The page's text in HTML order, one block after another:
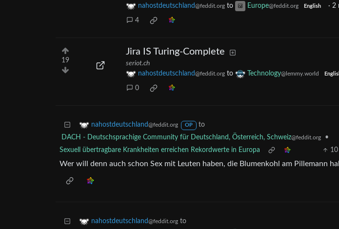
nahostdeutschland@feddit.org to Europe@feddit.org English · 2
4
19
Jira IS Turing-Complete
seriot.ch
nahostdeutschland@feddit.org to Technology@lemmy.world
0
nahostdeutschland@feddit.org OP
to
DACH - Deutschsprachige Community für Deutschland, Österreich, Schweiz@feddit.org
•
Sexuell übertragbare Krankheiten erreichen Rekordwerte in Europa
10
Wer will denn auch schon Sex mit Leuten haben, die Blumenkohl am Pillemann
nahostdeutschland@feddit.org to